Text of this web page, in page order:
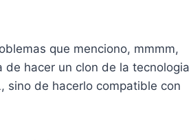
que menciono, mmmm,
hacer un clon de la tecnologia
sino de hacerlo compatible con